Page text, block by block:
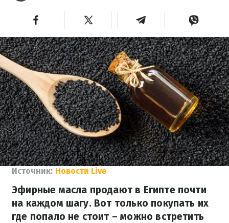
Источник: Новости Live
Эфирные масла продают в Египте почти
на каждом шагу. Вот только покупать их
где попало не стоит – можно встретить